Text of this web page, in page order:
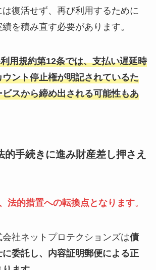
復活せず、再び利用するために
を積み直す必要があります。
用規約第12条では、支払い遅延時
ント停止権が明記されているた
スから締め出される可能性もあ
的手続きに進み財産差し押さえ
法的措置への転換点となります。
社ネットプロテクションズは債
委託し、内容証明郵便による正